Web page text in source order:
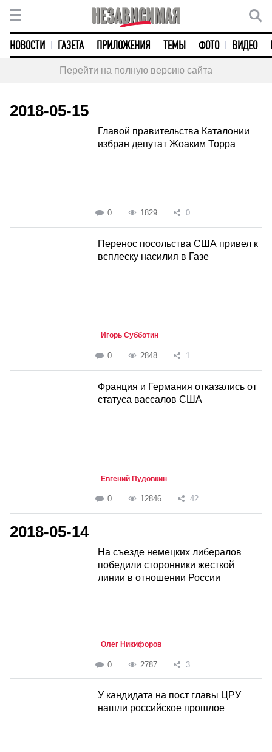
НОВОСТИ ГАЗЕТА ПРИЛОЖЕНИЯ ТЕМЫ ФОТО ВИДЕО
Перейти на полную версию сайта
2018-05-15
Главой правительства Каталонии
избран депутат Жоаким Торра
0 1829 0
Перенос посольства США привел к
всплеску насилия в Газе
Игорь Субботин
0 2848 1
Франция и Германия отказались от
статуса вассалов США
Евгений Пудовкин
0 12846 42
2018-05-14
На съезде немецких либералов
победили сторонники жесткой
линии в отношении России
Олег Никифоров
0 2787 3
У кандидата на пост главы ЦРУ
нашли российское прошлое